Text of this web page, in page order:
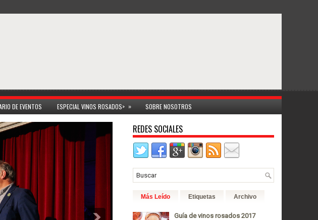
DE EVENTOS ESPECIAL VINOS ROSADOS> » SOBRE NOSOTROS
REDES SOCIALES
Más Leído Etiquetas Archivo
Guía de vinos rosados 2017